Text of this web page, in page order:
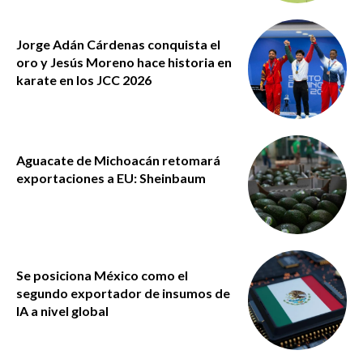
Jorge Adán Cárdenas conquista el
oro y Jesús Moreno hace historia en
karate en los JCC 2026
Aguacate de Michoacán retomará
exportaciones a EU: Sheinbaum
Se posiciona México como el
segundo exportador de insumos de
IA a nivel global